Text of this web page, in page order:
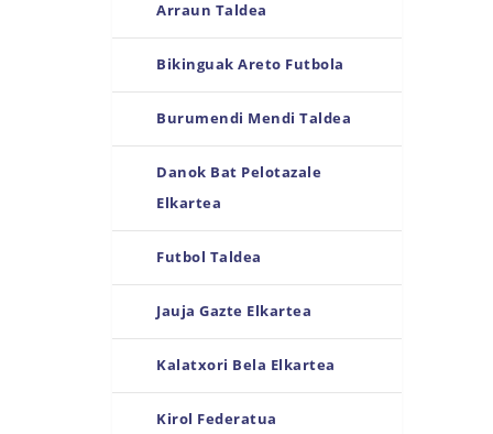
Arraun Taldea
Bikinguak Areto Futbola
Burumendi Mendi Taldea
Danok Bat Pelotazale
Elkartea
Futbol Taldea
Jauja Gazte Elkartea
Kalatxori Bela Elkartea
Kirol Federatua